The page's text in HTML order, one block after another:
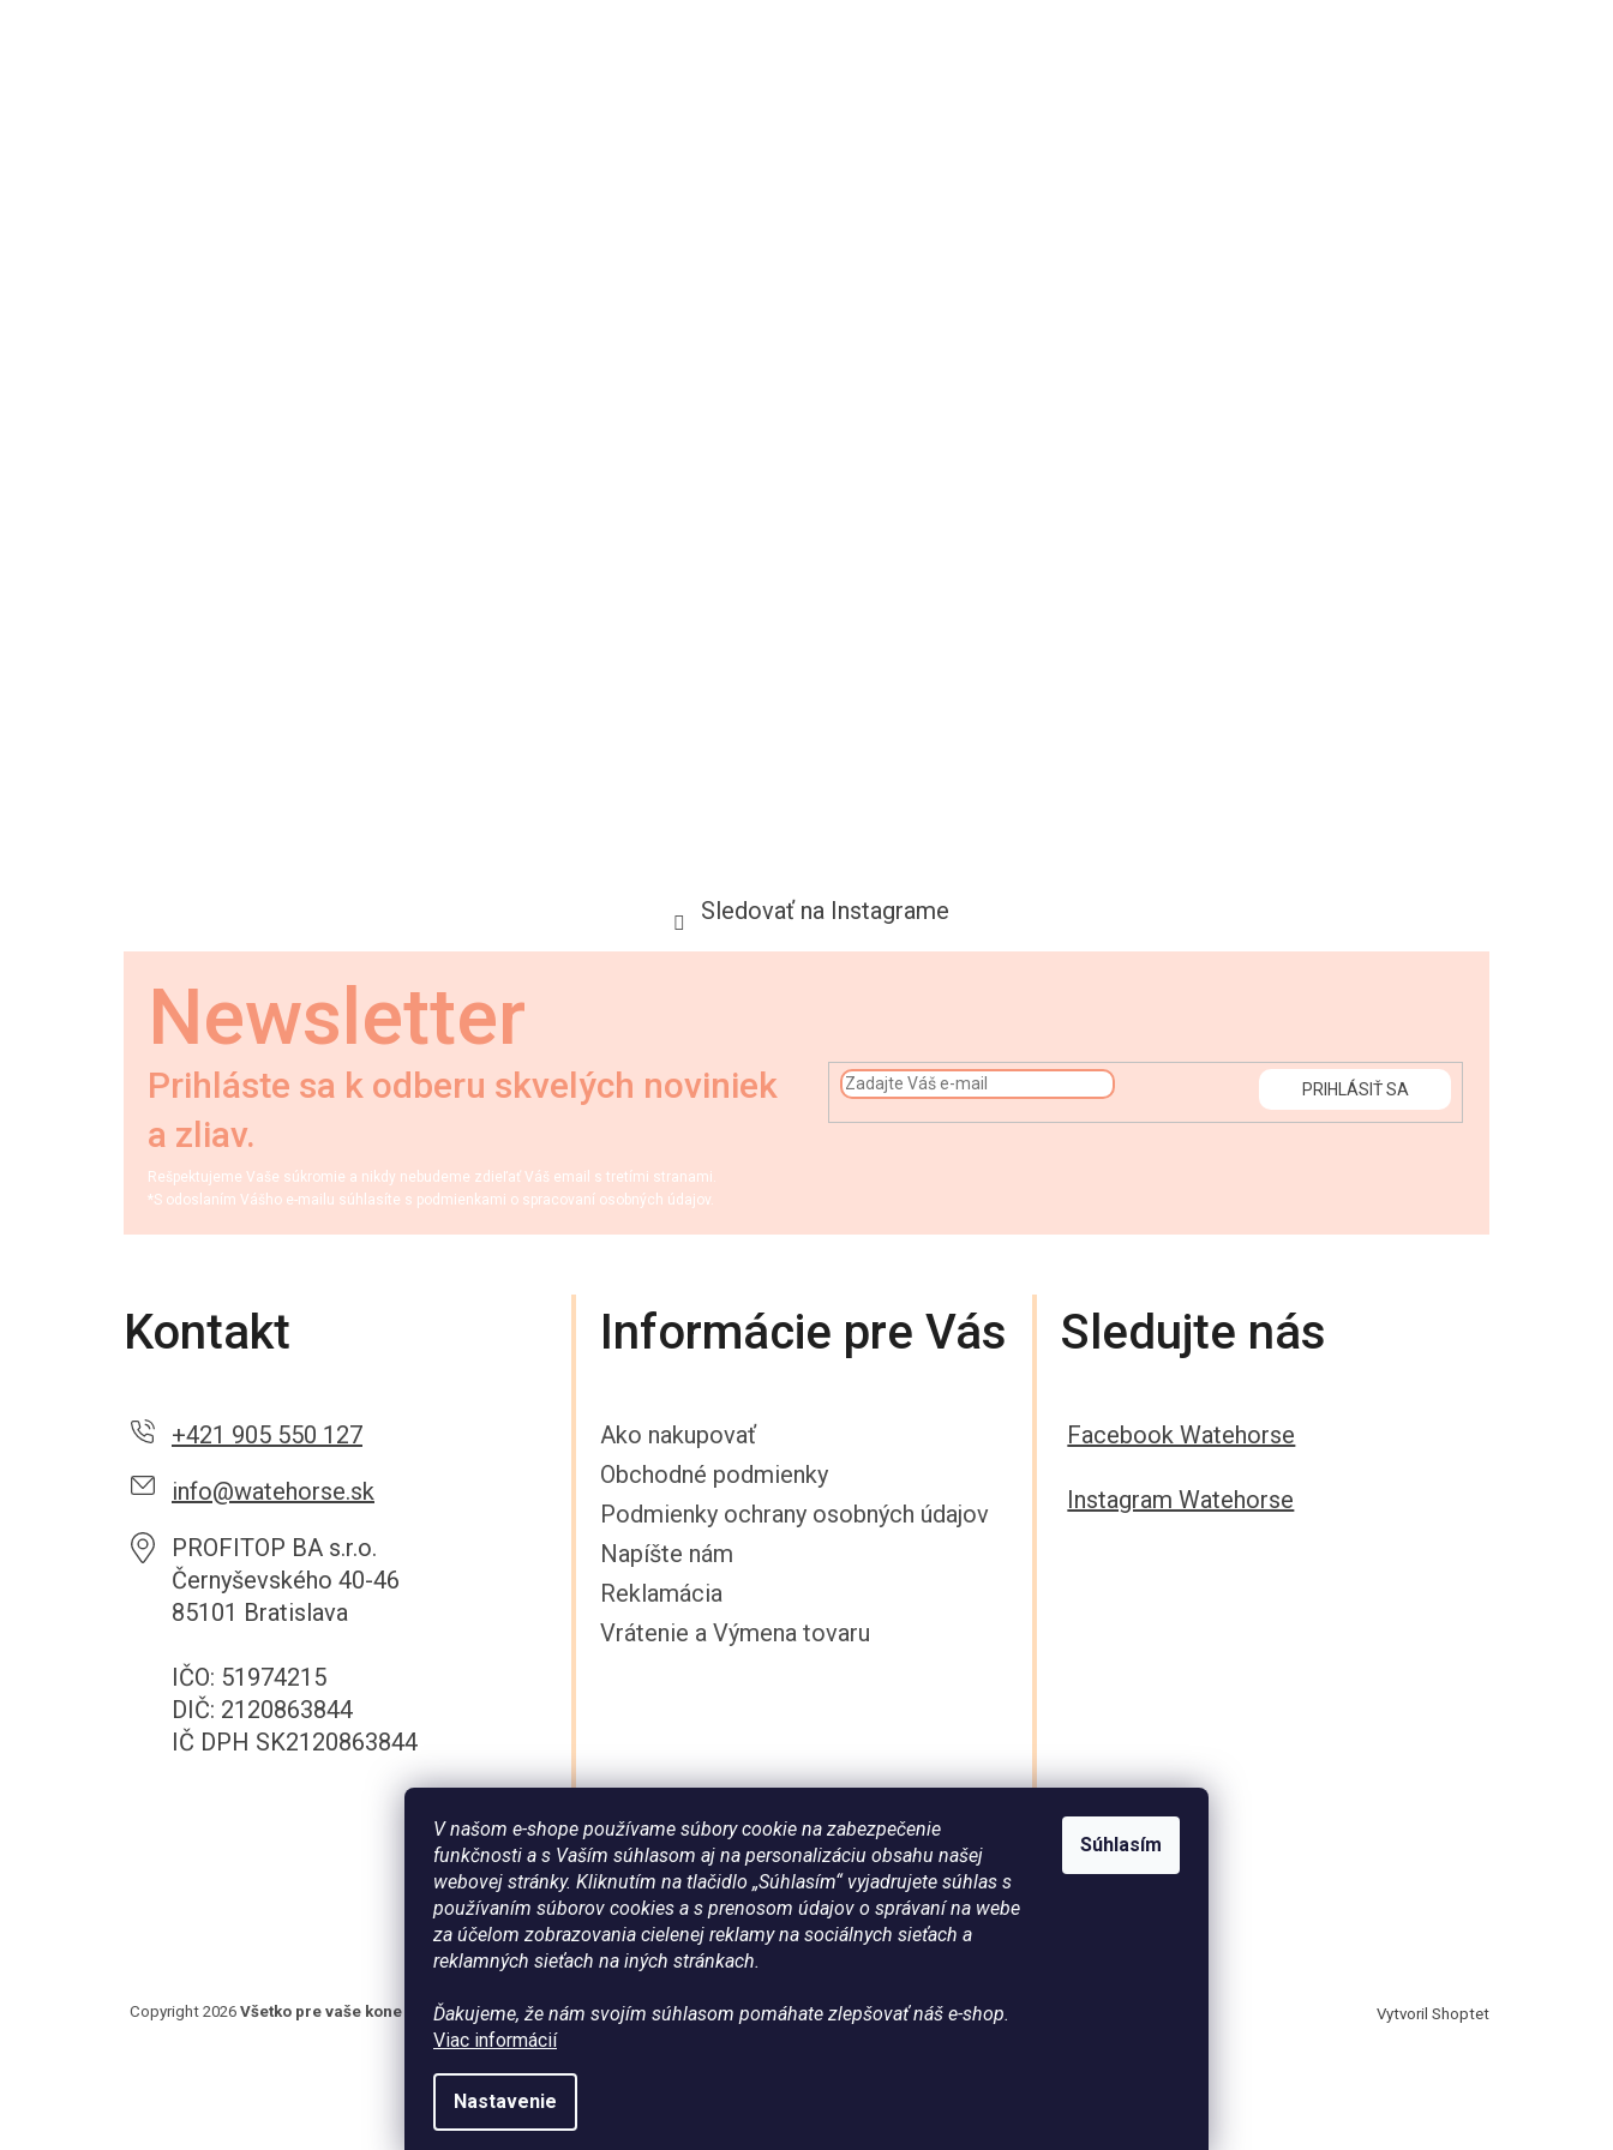
V našom e-shope používame súbory cookie na zabezpečenie
funkčnosti a s Vaším súhlasom aj na personalizáciu obsahu našej
webovej stránky. Kliknutím na tlačidlo „Súhlasím“ vyjadrujete súhlas s
používaním súborov cookies a s prenosom údajov o správaní na webe
za účelom zobrazovania cielenej reklamy na sociálnych sieťach a
reklamných sieťach na iných stránkach.
Ďakujeme, že nám svojím súhlasom pomáhate zlepšovať náš e-shop.
Viac informácií
Nastavenie
Súhlasím
Sledovať na Instagrame
Newsletter
Prihláste sa k odberu skvelých noviniek
a zliav.
Rešpektujeme Vaše súkromie a nikdy nebudeme zdieľať Váš email s tretími stranami.
*S odoslaním Vášho e-mailu súhlasíte s podmienkami o spracovaní osobných údajov.
PRIHLÁSIŤ SA
Kontakt
+421 905 550 127
info@watehorse.sk
PROFITOP BA s.r.o.
Černyševského 40-46
85101 Bratislava
IČO: 51974215
DIČ: 2120863844
IČ DPH SK2120863844
Informácie pre Vás
Ako nakupovať
Obchodné podmienky
Podmienky ochrany osobných údajov
Napíšte nám
Reklamácia
Vrátenie a Výmena tovaru
Sledujte nás
Facebook Watehorse
Instagram Watehorse
Vytvoril Shoptet
Copyright 2026 Všetko pre vaše kone - WateHorse.sk . Všetky práva vyhradené.